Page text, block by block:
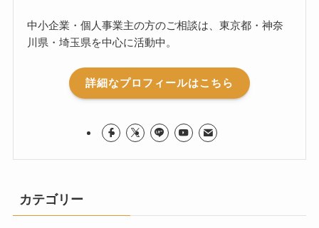
中小企業・個人事業主の方のご相談は、東京都・神奈
川県・埼玉県を中心に活動中。
詳細なプロフィールはこちら
カテゴリー